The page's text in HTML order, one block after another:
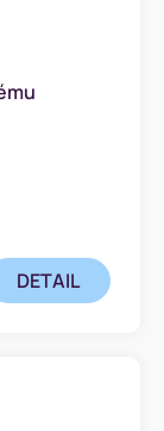
DETAIL